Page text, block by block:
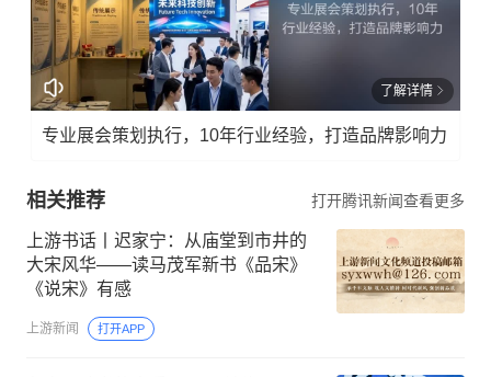
了解详情
专业展会策划执行，10年行业经验，打造品牌影响力
相关推荐 打开腾讯新闻查看更多
上游书话丨迟家宁：从庙堂到市井的
大宋风华——读马茂军新书《品宋》
《说宋》有感
上游新闻 打开APP